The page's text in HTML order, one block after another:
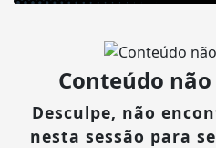
Conteúdo
Desculpe, não
nesta sessão para